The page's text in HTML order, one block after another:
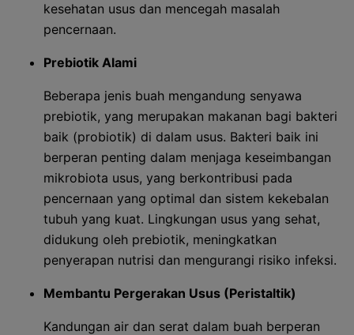
kesehatan usus dan mencegah masalah
pencernaan.
Prebiotik Alami
Beberapa jenis buah mengandung senyawa
prebiotik, yang merupakan makanan bagi bakteri
baik (probiotik) di dalam usus. Bakteri baik ini
berperan penting dalam menjaga keseimbangan
mikrobiota usus, yang berkontribusi pada
pencernaan yang optimal dan sistem kekebalan
tubuh yang kuat. Lingkungan usus yang sehat,
didukung oleh prebiotik, meningkatkan
penyerapan nutrisi dan mengurangi risiko infeksi.
Membantu Pergerakan Usus (Peristaltik)
Kandungan air dan serat dalam buah berperan